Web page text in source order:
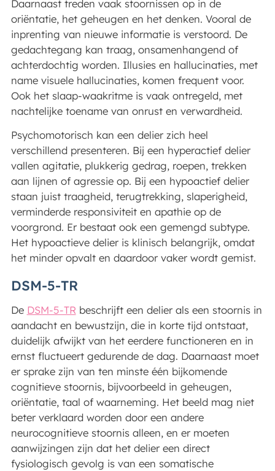
Daarnaast treden vaak stoornissen op in de
oriëntatie, het geheugen en het denken. Vooral de
inprenting van nieuwe informatie is verstoord. De
gedachtegang kan traag, onsamenhangend of
achterdochtig worden. Illusies en hallucinaties, met
name visuele hallucinaties, komen frequent voor.
Ook het slaap-waakritme is vaak ontregeld, met
nachtelijke toename van onrust en verwardheid.
Psychomotorisch kan een delier zich heel
verschillend presenteren. Bij een hyperactief delier
vallen agitatie, plukkerig gedrag, roepen, trekken
aan lijnen of agressie op. Bij een hypoactief delier
staan juist traagheid, terugtrekking, slaperigheid,
verminderde responsiviteit en apathie op de
voorgrond. Er bestaat ook een gemengd subtype.
Het hypoactieve delier is klinisch belangrijk, omdat
het minder opvalt en daardoor vaker wordt gemist.
DSM-5-TR
De DSM-5-TR beschrijft een delier als een stoornis in
aandacht en bewustzijn, die in korte tijd ontstaat,
duidelijk afwijkt van het eerdere functioneren en in
ernst fluctueert gedurende de dag. Daarnaast moet
er sprake zijn van ten minste één bijkomende
cognitieve stoornis, bijvoorbeeld in geheugen,
oriëntatie, taal of waarneming. Het beeld mag niet
beter verklaard worden door een andere
neurocognitieve stoornis alleen, en er moeten
aanwijzingen zijn dat het delier een direct
fysiologisch gevolg is van een somatische